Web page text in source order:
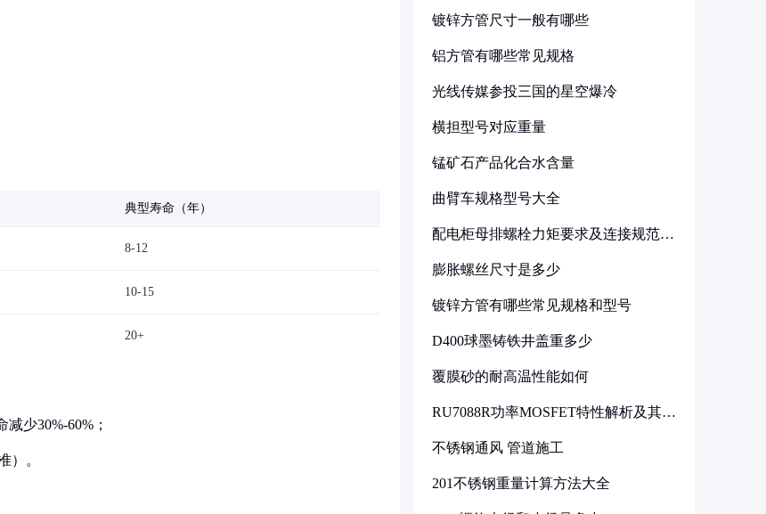
典型寿命（年）
8-12
10-15
20+
少30%-60%；
）。
镀锌方管尺寸一般有哪些
铝方管有哪些常见规格
光线传媒参投三国的星空爆冷
横担型号对应重量
锰矿石产品化合水含量
曲臂车规格型号大全
配电柜母排螺栓力矩要求及连接规范详
膨胀螺丝尺寸是多少
镀锌方管有哪些常见规格和型号
D400球墨铸铁井盖重多少
覆膜砂的耐高温性能如何
RU7088R功率MOSFET特性解析及其在
不锈钢通风 管道施工
201不锈钢重量计算方法大全